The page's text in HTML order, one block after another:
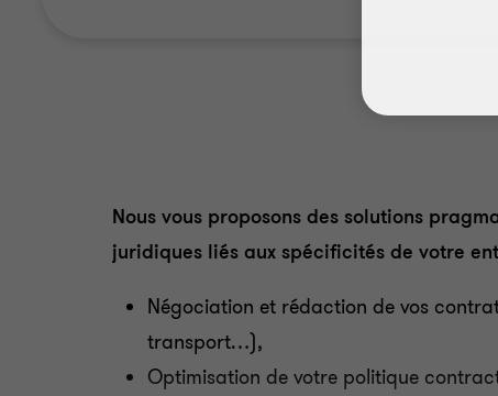
Nous vous proposons des solutions
juridiques liés aux spécificités de votre
Négociation et rédaction de vos
transport…),
Optimisation de votre politique